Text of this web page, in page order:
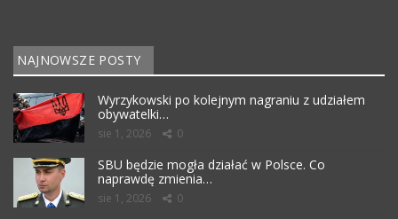
NAJNOWSZE POSTY
Wyrzykowski po kolejnym nagraniu z udziałem
obywatelki…
sie 1, 2026 0
SBU będzie mogła działać w Polsce. Co
naprawdę zmienia…
sie 1, 2026 0